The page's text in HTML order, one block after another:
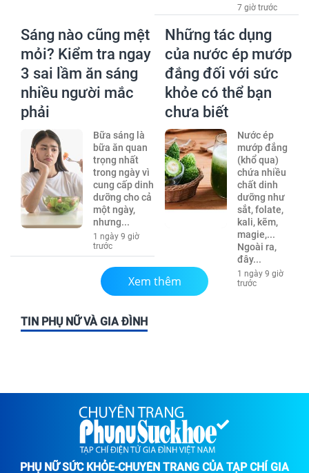
7 giờ trước
Sáng nào cũng mệt
mỏi? Kiểm tra ngay
3 sai lầm ăn sáng
nhiều người mắc
phải
Bữa sáng là
bữa ăn quan
trọng nhất
trong ngày vì
cung cấp dinh
dưỡng cho cả
một ngày,
nhưng...
1 ngày 9 giờ
trước
Những tác dụng
của nước ép mướp
đắng đối với sức
khỏe có thể bạn
chưa biết
Nước ép
mướp đắng
(khổ qua)
chứa nhiều
chất dinh
dưỡng như
sắt, folate,
kali, kẽm,
magie,...
Ngoài ra,
đây...
1 ngày 9 giờ
trước
Xem thêm
TIN PHỤ NỮ VÀ GIA ĐÌNH
PHỤ NỮ SỨC KHỎE-CHUYÊN TRANG CỦA TẠP CHÍ GIA